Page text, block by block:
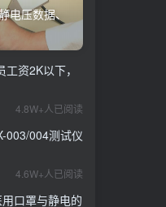
电压数据、
资2K以下，
4.8W+人已阅读
003/004测试仪
4.6W+人已阅读
口罩与静电的